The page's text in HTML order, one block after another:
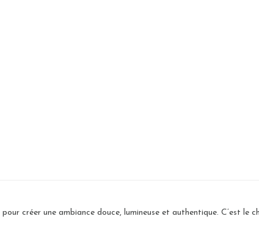
pour créer une ambiance douce, lumineuse et authentique. C’est